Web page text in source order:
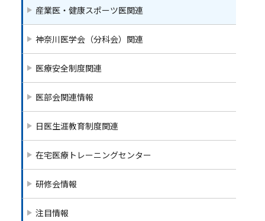
o
k
産業医・健康スポーツ医関連
神奈川医学会（分科会）関連
医療安全制度関連
医部会関連情報
日医生涯教育制度関連
在宅医療トレーニングセンター
研修会情報
注目情報